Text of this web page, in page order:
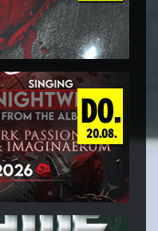
DO.
20.08.